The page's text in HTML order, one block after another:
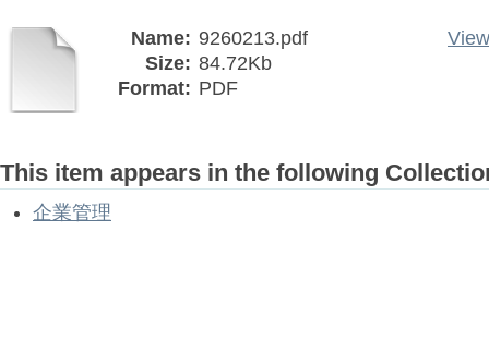
Name: 9260213.pdf
Size: 84.72Kb
Format: PDF
This item appears in the following
企業管理